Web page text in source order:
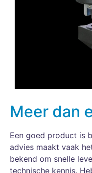
Meer dan
Een goed product is
advies maakt vaak
bekend om snelle
technische kennis.